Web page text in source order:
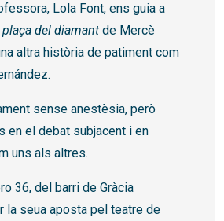
Lola Font, ens guia a
plaça del diamant de Mercè
altra història de patiment com
sense anestèsia, però
en el debat subjacent i en
uns als altres.
36, del barri de Gràcia
la seua aposta pel teatre de